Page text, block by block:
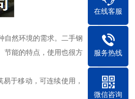
然环境的需求。二手钢
节能的特点，使用也很方
于移动，可连续使用，
在线客服
服务热线
微信咨询